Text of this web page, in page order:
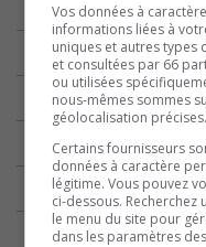
Vos données à
informations liées à
uniques et autres types
et consultées par 66
ou utilisées
nous-mêmes sommes
géolocalisation précises.
Certains fournisseurs
données à caractère
légitime. Vous pouvez
ci-dessous.
le menu du site pour
dans les paramètres